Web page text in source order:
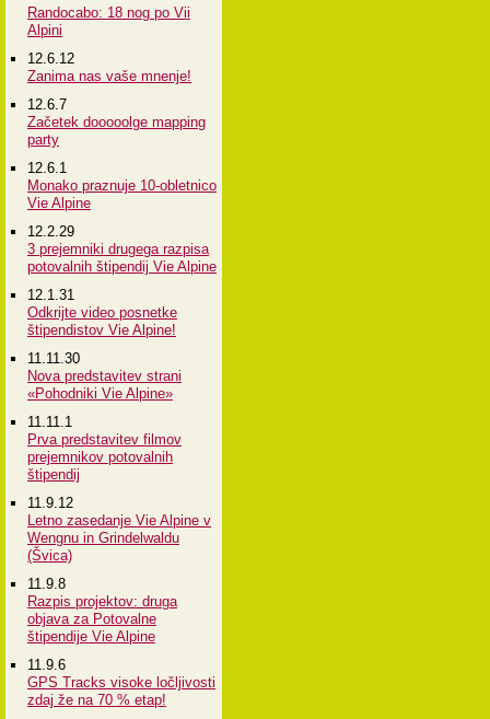
Randocabo: 18 nog po Vii
Alpini
12.6.12
Zanima nas vaše mnenje!
12.6.7
Začetek dooooolge mapping
party
12.6.1
Monako praznuje 10-obletnico
Vie Alpine
12.2.29
3 prejemniki drugega razpisa
potovalnih štipendij Vie Alpine
12.1.31
Odkrijte video posnetke
štipendistov Vie Alpine!
11.11.30
Nova predstavitev strani
«Pohodniki Vie Alpine»
11.11.1
Prva predstavitev filmov
prejemnikov potovalnih
štipendij
11.9.12
Letno zasedanje Vie Alpine v
Wengnu in Grindelwaldu
(Švica)
11.9.8
Razpis projektov: druga
objava za Potovalne
štipendije Vie Alpine
11.9.6
GPS Tracks visoke ločljivosti
zdaj že na 70 % etap!